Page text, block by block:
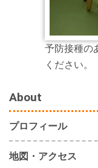
予防接種の
ください。
About
プロフィール
地図・アクセス